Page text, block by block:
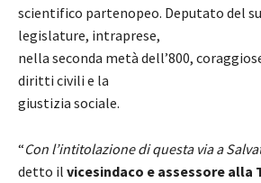
scientifico partenopeo. Deputato del
legislature, intraprese,
nella seconda metà dell’800,
diritti civili e la
giustizia sociale.
“Con l’intitolazione di questa via a
detto il vicesindaco e assessore alla